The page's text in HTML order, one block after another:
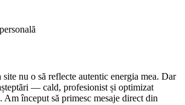
nu o să reflecte autentic energia mea. Dar
— cald, profesionist și optimizat
Am început să primesc mesaje direct din